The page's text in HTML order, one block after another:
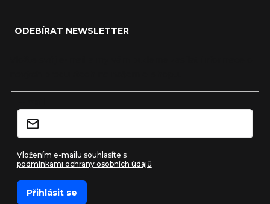
ODEBÍRAT NEWSLETTER
Vložením e-mailu souhlasíte s
podmínkami ochrany osobních údajů
Přihlásit se